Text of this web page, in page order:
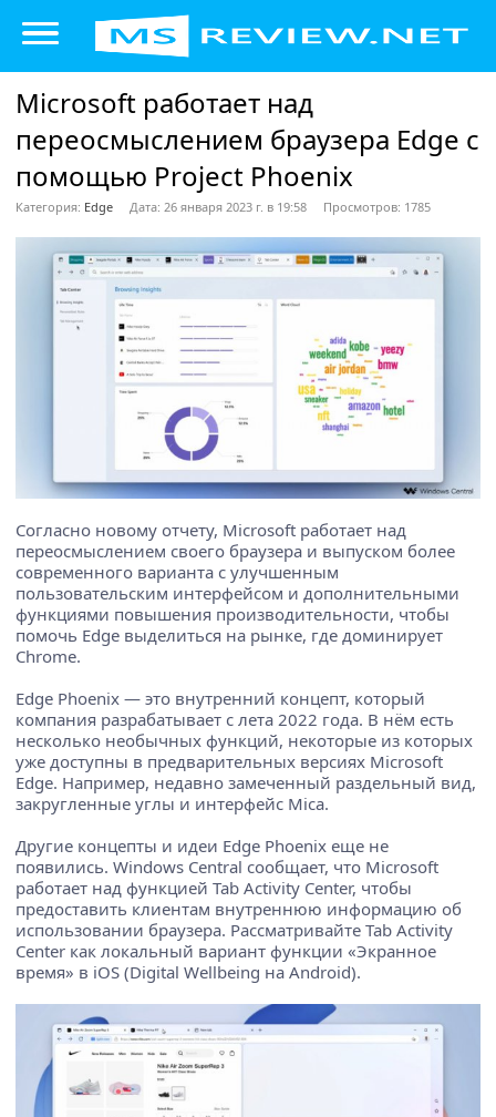
Microsoft работает над
переосмыслением браузера Edge с
помощью Project Phoenix
Категория: Edge Дата: 26 января 2023 г. в 19:58 Просмотров: 1785
Согласно новому отчету, Microsoft работает над
переосмыслением своего браузера и выпуском более
современного варианта с улучшенным
пользовательским интерфейсом и дополнительными
функциями повышения производительности, чтобы
помочь Edge выделиться на рынке, где доминирует
Chrome.
Edge Phoenix — это внутренний концепт, который
компания разрабатывает с лета 2022 года. В нём есть
несколько необычных функций, некоторые из которых
уже доступны в предварительных версиях Microsoft
Edge. Например, недавно замеченный раздельный вид,
закругленные углы и интерфейс Mica.
Другие концепты и идеи Edge Phoenix еще не
появились. Windows Central сообщает, что Microsoft
работает над функцией Tab Activity Center, чтобы
предоставить клиентам внутреннюю информацию об
использовании браузера. Рассматривайте Tab Activity
Center как локальный вариант функции «Экранное
время» в iOS (Digital Wellbeing на Android).